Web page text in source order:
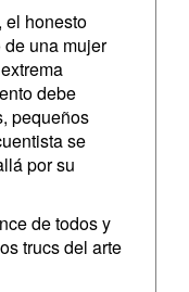
el honesto
una mujer
debe
pequeños
se
por su
de todos y
trucs del arte